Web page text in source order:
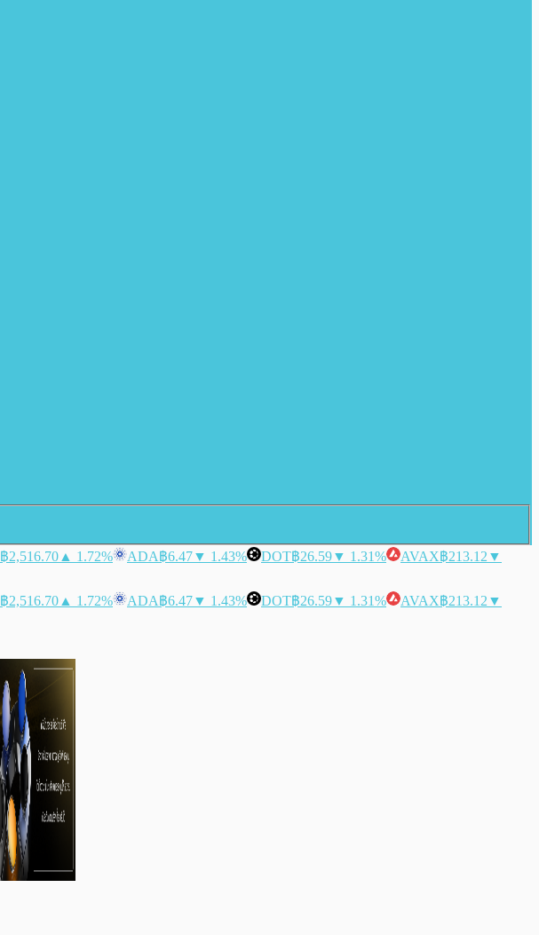
฿2,516.70 ▲ 1.72% ADA฿6.47▼ 1.43% DOT฿26.59▼ 1.31% AVAX฿213.12 ▼
฿2,516.70 ▲ 1.72% ADA฿6.47▼ 1.43% DOT฿26.59▼ 1.31% AVAX฿213.12 ▼